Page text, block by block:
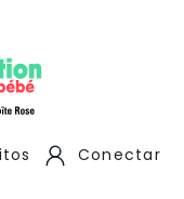
Conectar